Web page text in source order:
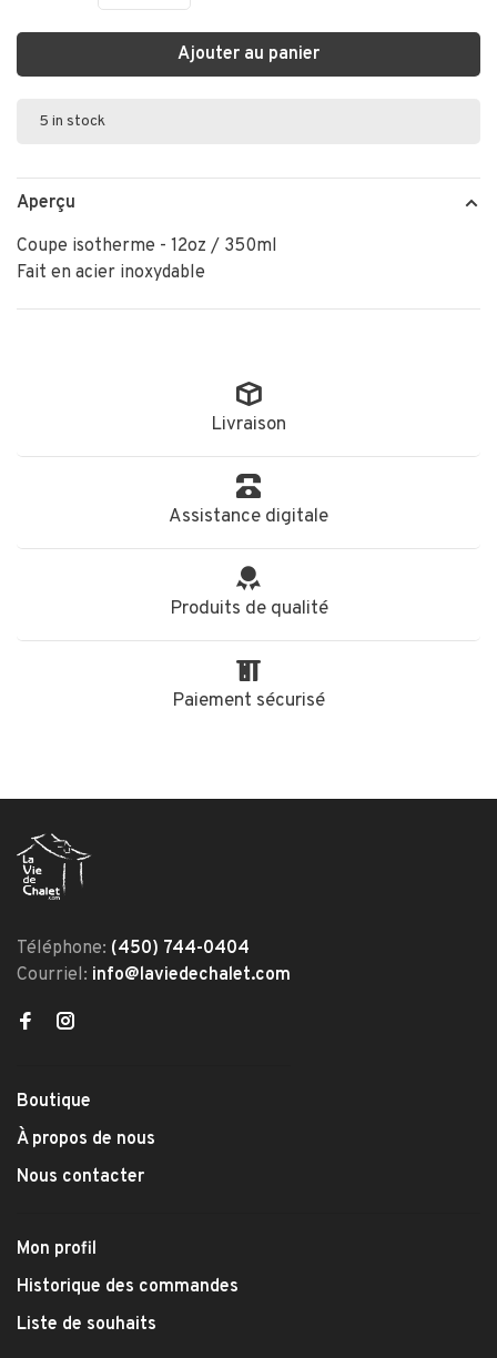
Ajouter au panier
5 in stock
Aperçu
Coupe isotherme - 12oz / 350ml
Fait en acier inoxydable
Livraison
Assistance digitale
Produits de qualité
Paiement sécurisé
Téléphone: (450) 744-0404
Courriel: info@laviedechalet.com
Boutique
À propos de nous
Nous contacter
Mon profil
Historique des commandes
Liste de souhaits